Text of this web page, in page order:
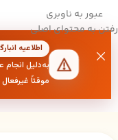
عبور به ناوبری
رفتن به محتوای اصلی
اطلاعیه
به‌دلیل انجام
موقتاً